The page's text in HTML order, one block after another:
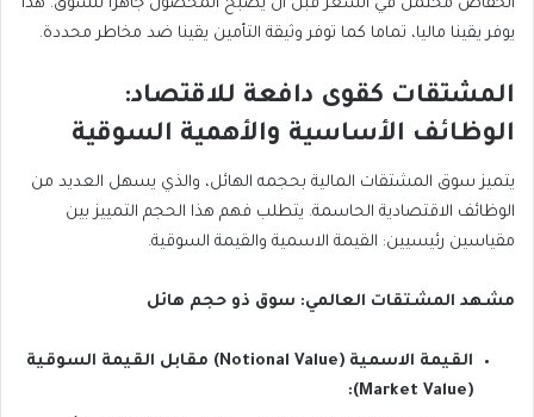
انخفاض محتمل في السعر قبل أن يصبح المحصول جاهزا للسوق. هذا
يوفر يقينا ماليا، تماما كما توفر وثيقة التأمين يقينا ضد مخاطر محددة.
المشتقات كقوى دافعة للاقتصاد:
الوظائف الأساسية والأهمية السوقية
يتميز سوق المشتقات المالية بحجمه الهائل، والذي يسهل العديد من
الوظائف الاقتصادية الحاسمة. يتطلب فهم هذا الحجم التمييز بين
مقياسين رئيسيين: القيمة الاسمية والقيمة السوقية.
مشهد المشتقات العالمي: سوق ذو حجم هائل
القيمة الاسمية (Notional Value) مقابل القيمة السوقية
(Market Value):